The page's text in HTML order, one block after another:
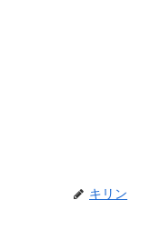
キリン